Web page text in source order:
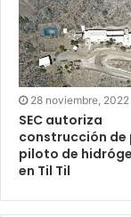
28 noviembre, 2022
SEC autoriza
construcción de
piloto de
en Til Til